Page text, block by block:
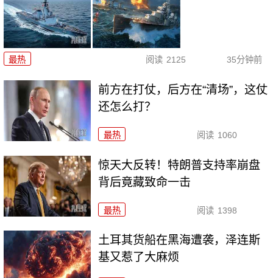
最热 阅读 2125 35分钟前
前方在打仗，后方在“清场”，这仗
还怎么打？
最热 阅读 1060
惊天大反转！特朗普支持率崩盘
背后竟藏致命一击
最热 阅读 1398
土耳其货船在黑海遭袭，泽连斯
基又惹了大麻烦